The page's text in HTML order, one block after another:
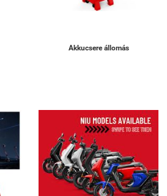
Akkucsere állomás